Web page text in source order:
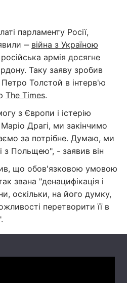
парламенту Росії,
‒ війна з Україною
армія досягне
Таку заяву зробив
Толстой в інтерв'ю
The Times.
з Європи і істерію
Драгі, ми закінчимо
за потрібне. Думаю, ми
з Польщею", - заявив він
що обов'язковою умовою
звана "денацифікація і
оскільки, на його думку,
перетворити її в